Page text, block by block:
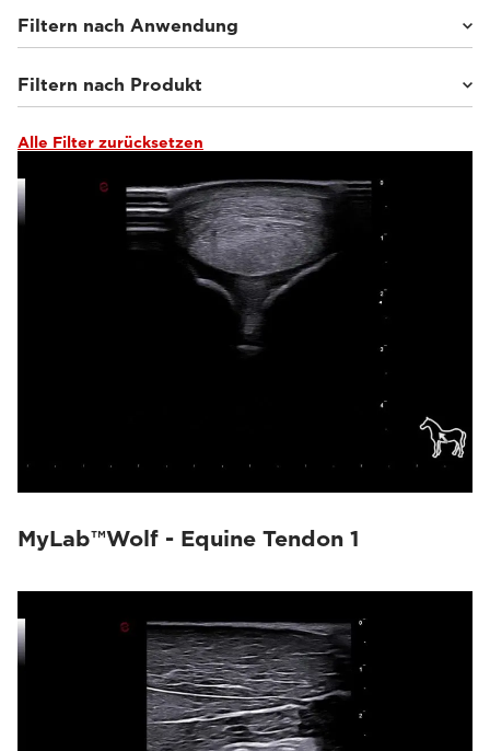
Filtern nach Anwendung
Pferde(45)
Kleintiere(112)
Filtern nach Produkt
MyLab™Wolf(10)
MyLab™Heron(15)
MyLab™X1 Go VET(9)
(6)
MyLab™Panther
(19)
(9)
Alle Filter zurücksetzen
MyLab™Wolf - Equine Tendon 1